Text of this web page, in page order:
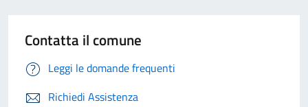
Contatta il comune
Leggi le domande frequenti
Richiedi Assistenza